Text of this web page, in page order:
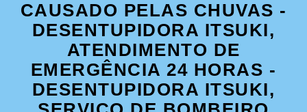
CAUSADO PELAS CHUVAS -
DESENTUPIDORA ITSUKI,
ATENDIMENTO DE
EMERGÊNCIA 24 HORAS -
DESENTUPIDORA ITSUKI,